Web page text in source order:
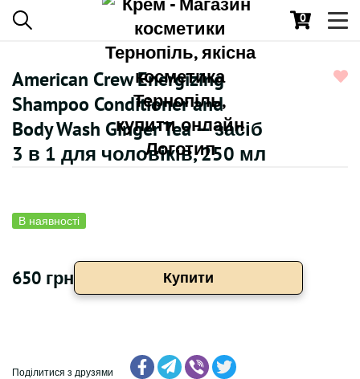
0
American Crew Energizing
Shampoo Conditioner and
Body Wash Ginger Tea — засіб
3 в 1 для чоловіків, 250 мл
В наявності
650 грн Купити
Поділитися з друзями